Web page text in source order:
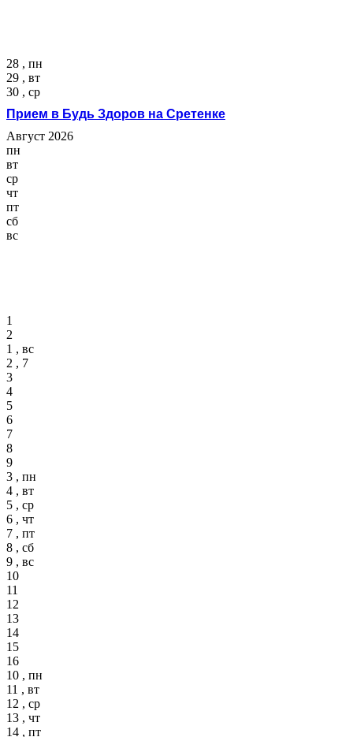
28 , пн
29 , вт
30 , ср
Прием в Будь Здоров на Сретенке
Август 2026
пн
вт
ср
чт
пт
сб
вс
1
2
1 , вс
2 , 7
3
4
5
6
7
8
9
3 , пн
4 , вт
5 , ср
6 , чт
7 , пт
8 , сб
9 , вс
10
11
12
13
14
15
16
10 , пн
11 , вт
12 , ср
13 , чт
14 , пт